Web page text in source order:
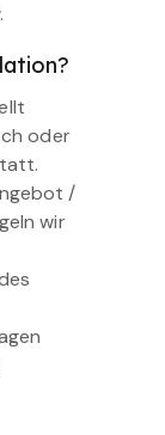
oder
/
wir